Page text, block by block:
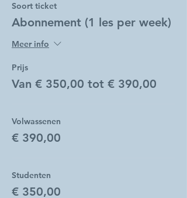
Soort ticket
Abonnement (1 les per week)
Meer info
Prijs
Van € 350,00 tot € 390,00
Volwassenen
€ 390,00
Studenten
€ 350,00